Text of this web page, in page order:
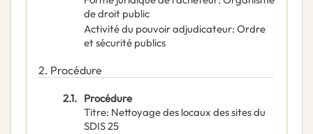
de droit public
Activité du pouvoir adjudicateur: Ordre
et sécurité publics
2. Procédure
2.1. Procédure
Titre: Nettoyage des locaux des sites du
SDIS 25